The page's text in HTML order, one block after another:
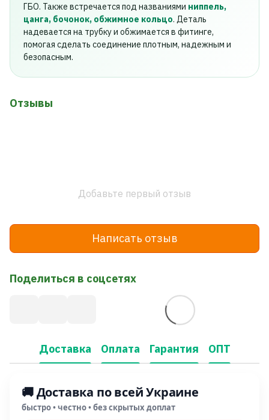
ГБО. Также встречается под названиями ниппель,
цанга, бочонок, обжимное кольцо. Деталь
надевается на трубку и обжимается в фитинге,
помогая сделать соединение плотным, надежным и
безопасным.
Отзывы
Добавьте первый отзыв
Написать отзыв
Поделиться в соцсетях
Доставка Оплата Гарантия ОПТ
🚚 Доставка по всей Украине
быстро • честно • без скрытых доплат